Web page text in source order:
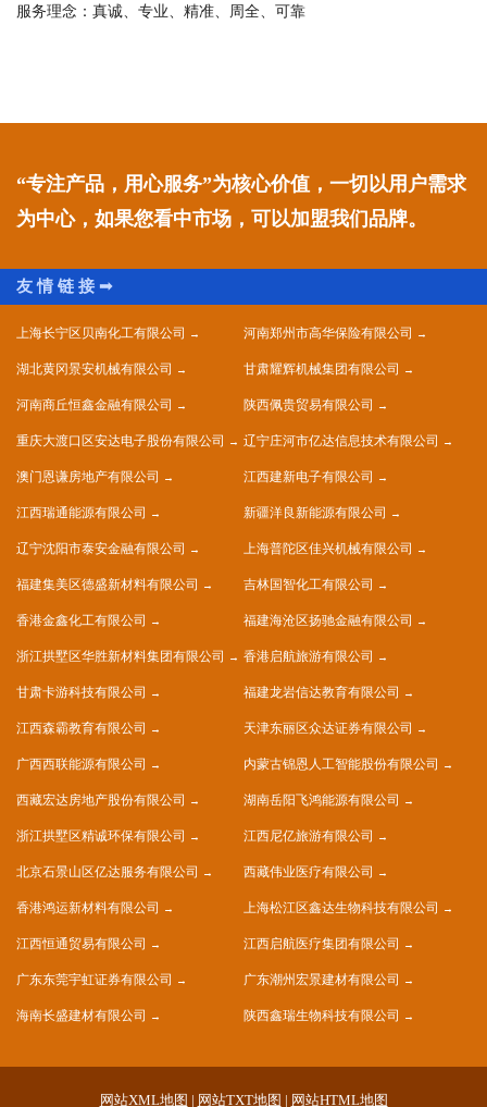
服务理念：真诚、专业、精准、周全、可靠
“专注产品，用心服务”为核心价值，一切以用户需求
为中心，如果您看中市场，可以加盟我们品牌。
上海长宁区贝南化工有限公司 河南郑州市高华保险有限公司
湖北黄冈景安机械有限公司 甘肃耀辉机械集团有限公司
河南商丘恒鑫金融有限公司 陕西佩贵贸易有限公司
重庆大渡口区安达电子股份有限公司 辽宁庄河市亿达信息技术有限公司
澳门恩谦房地产有限公司 江西建新电子有限公司
江西瑞通能源有限公司 新疆洋良新能源有限公司
辽宁沈阳市泰安金融有限公司 上海普陀区佳兴机械有限公司
福建集美区德盛新材料有限公司 吉林国智化工有限公司
香港金鑫化工有限公司 福建海沧区扬驰金融有限公司
浙江拱墅区华胜新材料集团有限公司 香港启航旅游有限公司
甘肃卡游科技有限公司 福建龙岩信达教育有限公司
江西森霸教育有限公司 天津东丽区众达证券有限公司
广西西联能源有限公司 内蒙古锦恩人工智能股份有限公司
西藏宏达房地产股份有限公司 湖南岳阳飞鸿能源有限公司
浙江拱墅区精诚环保有限公司 江西尼亿旅游有限公司
北京石景山区亿达服务有限公司 西藏伟业医疗有限公司
香港鸿运新材料有限公司 上海松江区鑫达生物科技有限公司
江西恒通贸易有限公司 江西启航医疗集团有限公司
广东东莞宇虹证券有限公司 广东潮州宏景建材有限公司
海南长盛建材有限公司 陕西鑫瑞生物科技有限公司
网站XML地图 | 网站TXT地图 | 网站HTML地图